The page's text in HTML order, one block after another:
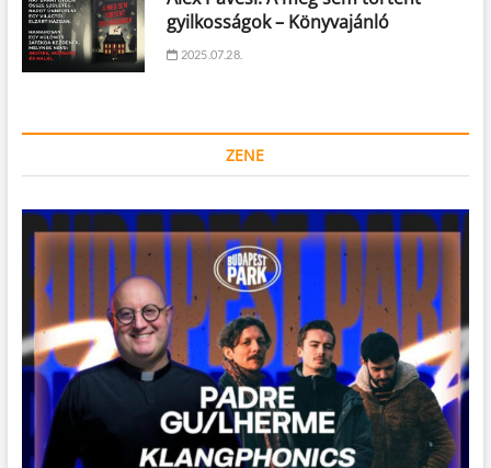
gyilkosságok – Könyvajánló
2025.07.28.
ZENE